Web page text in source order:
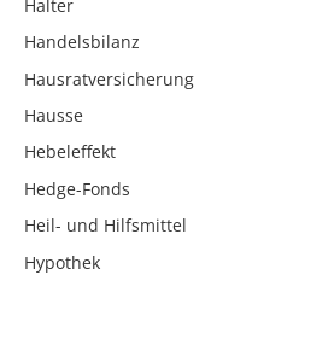
Halter
Handelsbilanz
Hausratversicherung
Hausse
Hebeleffekt
Hedge-Fonds
Heil- und Hilfsmittel
Hypothek